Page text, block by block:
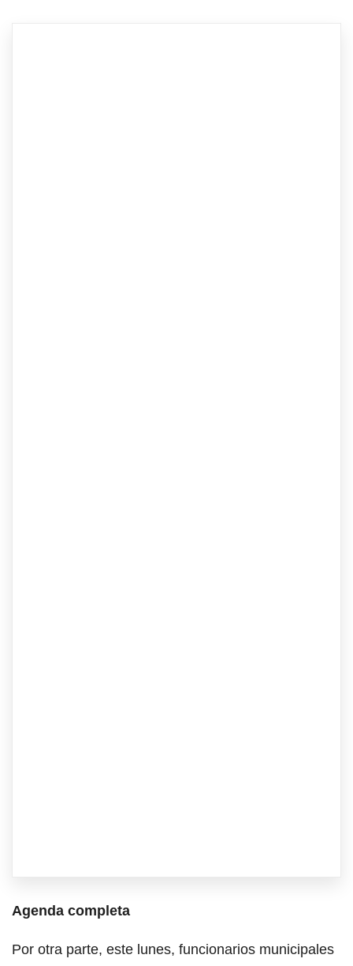
Agenda completa
Por otra parte, este lunes, funcionarios municipales